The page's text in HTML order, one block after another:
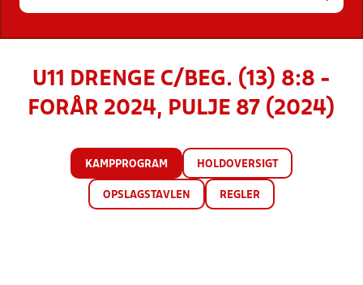
U11 DRENGE C/BEG. (13) 8:8 -
FORÅR 2024, PULJE 87 (2024)
KAMPPROGRAM HOLDOVERSIGT
OPSLAGSTAVLEN REGLER